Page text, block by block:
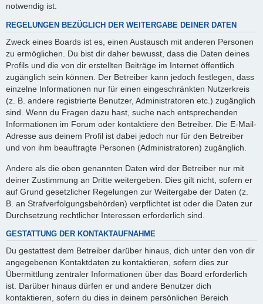
notwendig ist.
REGELUNGEN BEZÜGLICH DER WEITERGABE DEINER DATEN
Zweck eines Boards ist es, einen Austausch mit anderen Personen
zu ermöglichen. Du bist dir daher bewusst, dass die Daten deines
Profils und die von dir erstellten Beiträge im Internet öffentlich
zugänglich sein können. Der Betreiber kann jedoch festlegen, dass
einzelne Informationen nur für einen eingeschränkten Nutzerkreis
(z. B. andere registrierte Benutzer, Administratoren etc.) zugänglich
sind. Wenn du Fragen dazu hast, suche nach entsprechenden
Informationen im Forum oder kontaktiere den Betreiber. Die E-Mail-
Adresse aus deinem Profil ist dabei jedoch nur für den Betreiber
und von ihm beauftragte Personen (Administratoren) zugänglich.
Andere als die oben genannten Daten wird der Betreiber nur mit
deiner Zustimmung an Dritte weitergeben. Dies gilt nicht, sofern er
auf Grund gesetzlicher Regelungen zur Weitergabe der Daten (z.
B. an Strafverfolgungsbehörden) verpflichtet ist oder die Daten zur
Durchsetzung rechtlicher Interessen erforderlich sind.
GESTATTUNG DER KONTAKTAUFNAHME
Du gestattest dem Betreiber darüber hinaus, dich unter den von dir
angegebenen Kontaktdaten zu kontaktieren, sofern dies zur
Übermittlung zentraler Informationen über das Board erforderlich
ist. Darüber hinaus dürfen er und andere Benutzer dich
kontaktieren, sofern du dies in deinem persönlichen Bereich